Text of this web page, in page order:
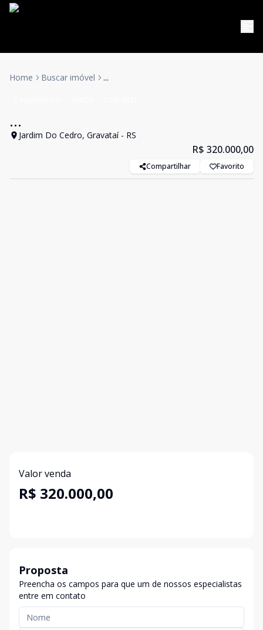
Home Buscar imóvel ...
...
Jardim Do Cedro, Gravataí - RS
R$ 320.000,00
Compartilhar Favorito
Valor venda
R$ 320.000,00
Proposta
Preencha os campos para que um de nossos especialistas
entre em contato